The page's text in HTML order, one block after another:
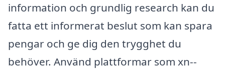
information och grundlig research kan du
fatta ett informerat beslut som kan spara
pengar och ge dig den trygghet du
behöver. Använd plattformar som xn--